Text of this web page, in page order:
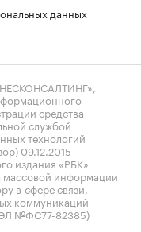
данных
средства
службой
технологий
09.12.2015
издания «РБК»
массовой информации
в сфере связи,
коммуникаций
ЭЛ №ФС77-82385)